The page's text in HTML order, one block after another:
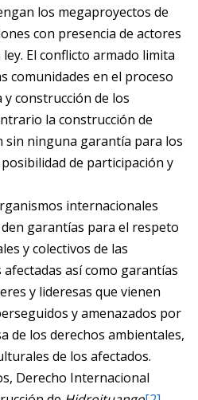
los megaproyectos de
con presencia de actores
El conflicto armado limita
comunidades en el proceso
construcción de los
la construcción de
sin ninguna garantía para los
de participación y
internacionales
garantías para el respeto
y colectivos de las
así como garantías
y lideresas que vienen
y amenazados por
de los derechos ambientales,
de los afectados.
Derecho Internacional